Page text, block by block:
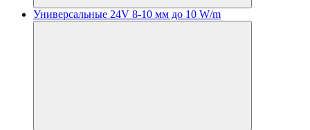
Универсальные 24V 8-10 мм до 10 W/m